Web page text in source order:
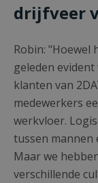
drijfveer
Robin: "Hoewel
geleden
klanten van
medewerkers
werkvloer.
tussen mannen
Maar we
verschillende